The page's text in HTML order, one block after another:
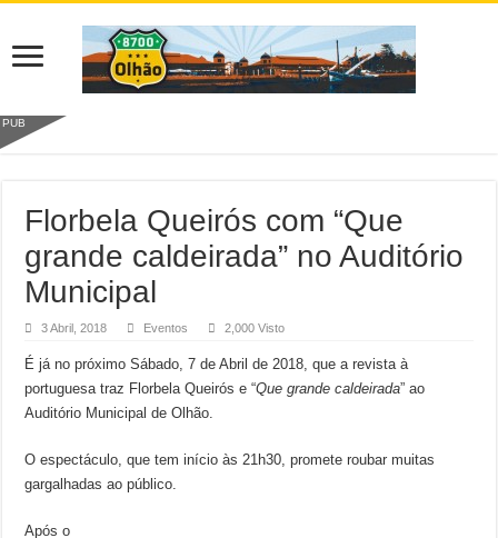
PUB
Florbela Queirós com “Que
grande caldeirada” no Auditório
Municipal
3 Abril, 2018 Eventos 2,000 Visto
É já no próximo Sábado, 7 de Abril de 2018, que a revista à
portuguesa traz Florbela Queirós e “Que grande caldeirada” ao
Auditório Municipal de Olhão.
O espectáculo, que tem início às 21h30, promete roubar muitas
gargalhadas ao público.
Após o